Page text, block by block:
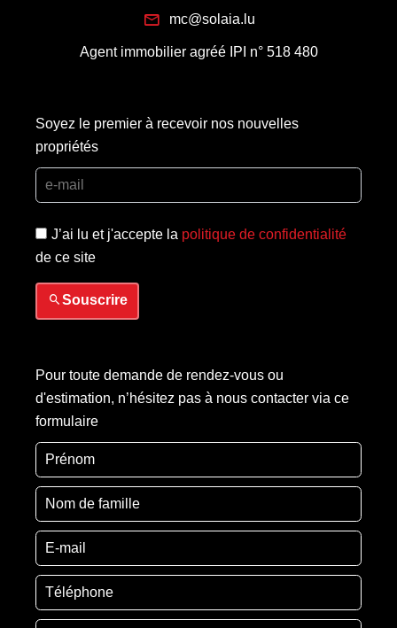
mc@solaia.lu
Agent immobilier agréé IPI n° 518 480
Soyez le premier à recevoir nos nouvelles
propriétés
J’ai lu et j'accepte la politique de confidentialité
de ce site
Souscrire
Pour toute demande de rendez-vous ou
d'estimation, n’hésitez pas à nous contacter via ce
formulaire